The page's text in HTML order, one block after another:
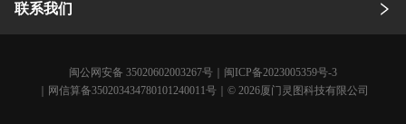
联系我们
闽公网安备 35020602003267号
闽ICP备2023005359号-3
｜网信算备350203434780101240011号｜© 2026厦门灵图科技有限公司